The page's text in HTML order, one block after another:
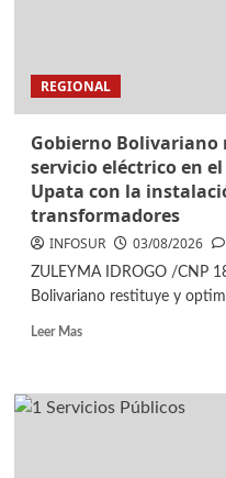
REGIONAL
Gobierno
servicio eléctrico en
Upata con la
transformadores
INFOSUR 03/08/2026
ZULEYMA IDROGO /CNP
Bolivariano restituye y
Leer Mas